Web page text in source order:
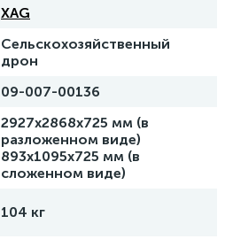
XAG
Сельскохозяйственный
дрон
09-007-00136
2927x2868x725 мм (в
разложенном виде)
893x1095x725 мм (в
сложенном виде)
104 кг